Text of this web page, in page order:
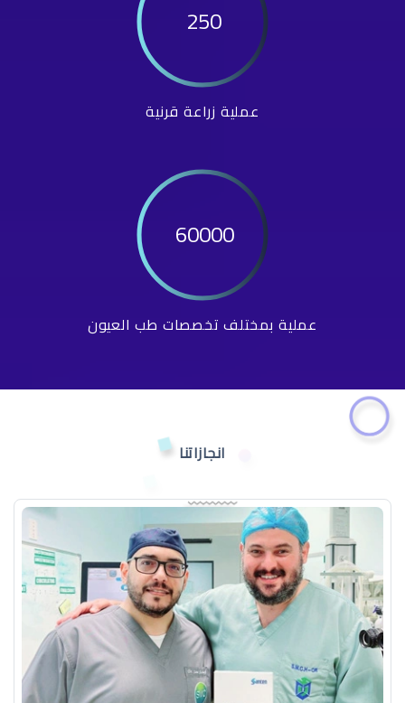
250
عملية زراعة قرنية
60000
عملية بمختلف تخصصات طب العيون
انجازاتنا